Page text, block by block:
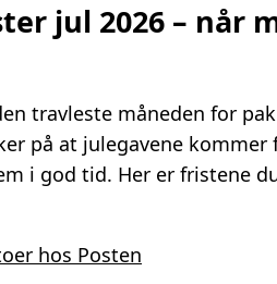
jul 2026 – når
travleste måneden for
på at julegavene
i god tid. Her er fristene
hos Posten